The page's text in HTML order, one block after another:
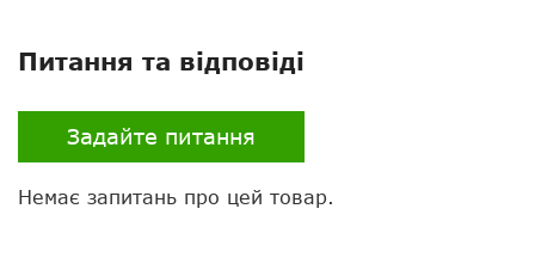
Питання та відповіді
Задайте питання
Немає запитань про цей товар.